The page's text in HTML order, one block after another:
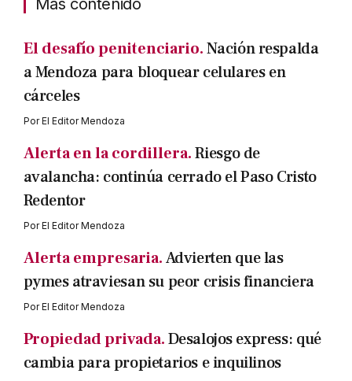
Mas contenido
El desafío penitenciario.Nación respalda
a Mendoza para bloquear celulares en
cárceles
PorEl Editor Mendoza
Alerta en la cordillera.Riesgo de
avalancha: continúa cerrado el Paso Cristo
Redentor
PorEl Editor Mendoza
Alerta empresaria.Advierten que las
pymes atraviesan su peor crisis financiera
PorEl Editor Mendoza
Propiedad privada.Desalojos express: qué
cambia para propietarios e inquilinos